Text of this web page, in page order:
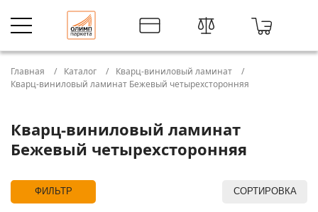
Главная Каталог
Кварц-виниловый ламинат
Кварц-виниловый ламинат Бежевый четырехсторонняя
Кварц-виниловый ламинат
Бежевый четырехсторонняя
ФИЛЬТР СОРТИРОВКА